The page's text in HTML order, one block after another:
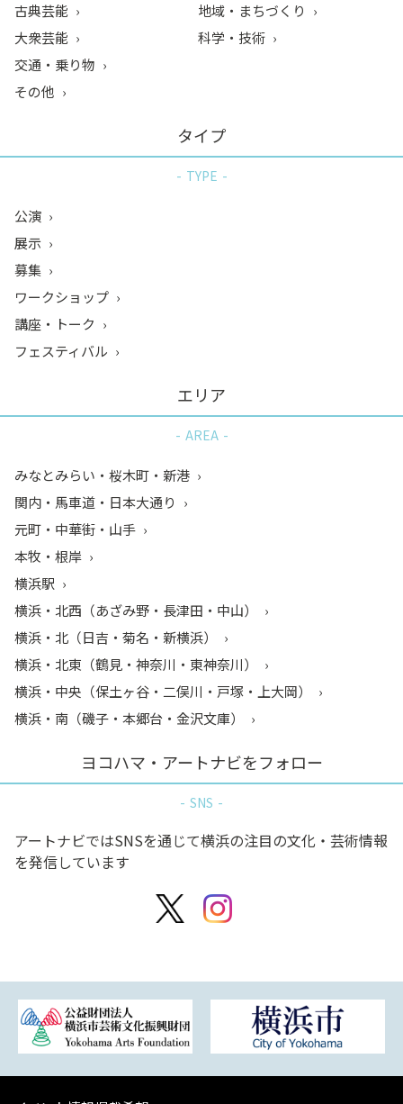
古典芸能
大衆芸能
地域・まちづくり
科学・技術
交通・乗り物
その他
タイプ
TYPE
公演
展示
募集
ワークショップ
講座・トーク
フェスティバル
エリア
AREA
みなとみらい・桜木町・新港
関内・馬車道・日本大通り
元町・中華街・山手
本牧・根岸
横浜駅
横浜・北西（あざみ野・長津田・中山）
横浜・北（日吉・菊名・新横浜）
横浜・北東（鶴見・神奈川・東神奈川）
横浜・中央（保土ヶ谷・二俣川・戸塚・上大岡）
横浜・南（磯子・本郷台・金沢文庫）
ヨコハマ・アートナビをフォロー
SNS
アートナビではSNSを通じて横浜の注目の文化・芸術情報
を発信しています